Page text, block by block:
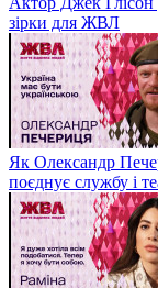
зірки для ЖВЛ
Як Олександр
поєднує службу і